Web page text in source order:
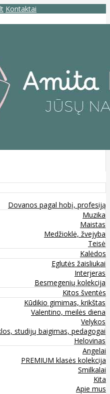
Kontaktai
Dovanos pagal hobį, profesiją
Muzika
Maistas
Medžioklė, žvejyba
Teisė
Kalėdos
Eglutės žaisliukai
Interjeras
Besmegenių kolekcija
Kitos šventės
Kūdikio gimimas, krikštas
Valentino, meilės diena
Velykos
studijų baigimas, pedagogai
Helovinas
Angelai
PREMIUM klasės kolekcija
Smilkalai
Kita
Apie mus